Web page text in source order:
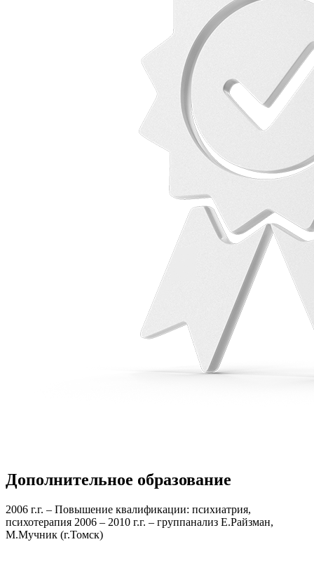
Дополнительное образование
2006 г.г. – Повышение квалификации: психиатрия,
психотерапия 2006 – 2010 г.г. – группанализ Е.Райзман,
М.Мучник (г.Томск)